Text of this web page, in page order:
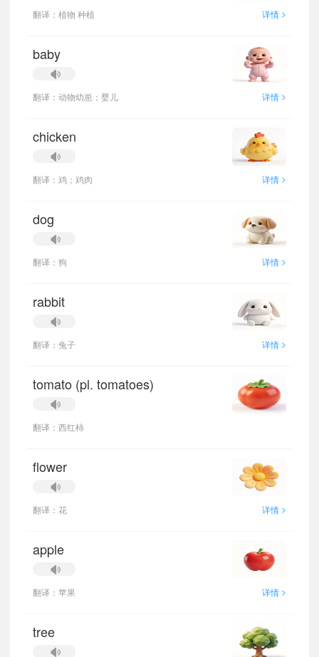
翻译：植物 种植 详情 >
baby
翻译：动物幼崽；婴儿 详情 >
chicken
翻译：鸡；鸡肉 详情 >
dog
翻译：狗 详情 >
rabbit
翻译：兔子 详情 >
tomato (pl. tomatoes)
翻译：西红柿
flower
翻译：花 详情 >
apple
翻译：苹果 详情 >
tree